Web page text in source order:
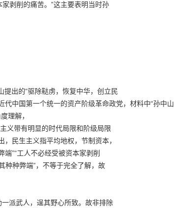
剥削的痛苦。”这主要表明当时孙
出的“驱除鞑虏，恢复中华，创立民
代中国第一个统一的资产阶级革命政党，材料中“孙中山
理解，
义带有明显的时代局限和阶级局限
，民生主义指平均地权，节制资本，
”“工人不必经受被资本家剥削
种种弊端”，不等于完全了解，故
派武人，逞其野心所致。故非排除